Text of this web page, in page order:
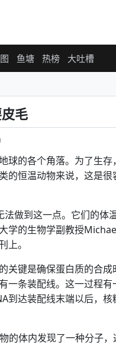
鱼塘 热榜 大吐槽
毛
球的各个角落。为了生
的恒温动物来说，这是
做到这一点。它们的体
学的生物学副教授
上。
关键是确保蛋白质的合成
一条装配线。这一过程
到达装配线末端以后，
的体内发现了一种分子